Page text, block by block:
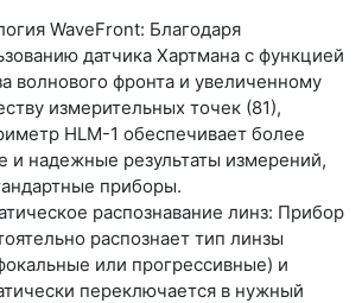
WaveFront: Благодаря
датчика Хартмана с функцией
волнового фронта и увеличенному
измерительных точек (81),
HLM-1 обеспечивает более
и надежные результаты измерений,
приборы.
распознавание линз: Прибор
распознает тип линзы
или прогрессивные) и
переключается в нужный